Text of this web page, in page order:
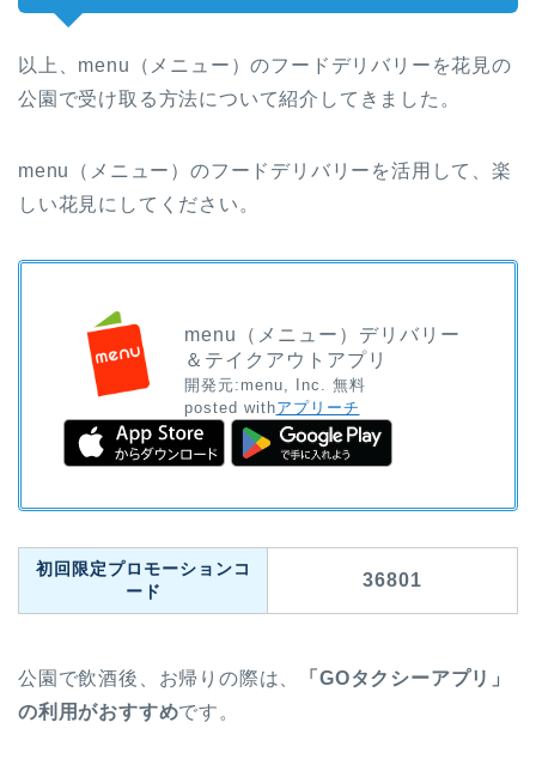
以上、menu（メニュー）のフードデリバリーを花見の
公園で受け取る方法について紹介してきました。
menu（メニュー）のフードデリバリーを活用して、楽
しい花見にしてください。
menu（メニュー）デリバリー
＆テイクアウトアプリ
開発元: menu, Inc.
無料
posted withアプリーチ
初回限定プロモーションコ
ード
36801
公園で飲酒後、お帰りの際は、
「GOタクシーアプリ」
の利用がおすすめです。